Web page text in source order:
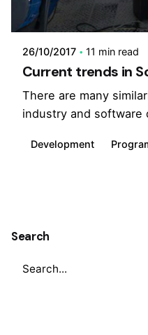
26/10/2017 11 min read
Current trends in
There are many
industry and software
Development
Search